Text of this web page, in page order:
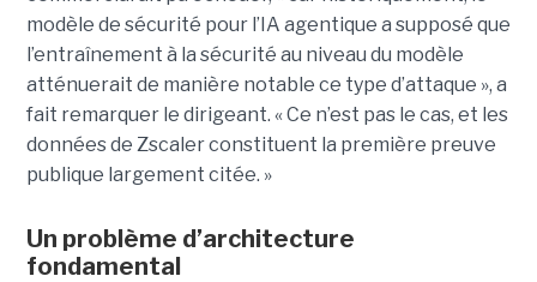
modèle de sécurité pour l’IA agentique a supposé que
l’entraînement à la sécurité au niveau du modèle
atténuerait de manière notable ce type d’attaque », a
fait remarquer le dirigeant. « Ce n’est pas le cas, et les
données de Zscaler constituent la première preuve
publique largement citée. »
Un problème d’architecture
fondamental